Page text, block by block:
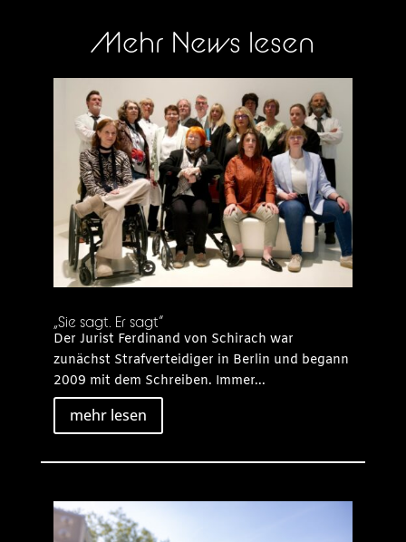
Mehr News lesen
„Sie sagt. Er sagt“
Der Jurist Ferdinand von Schirach war
zunächst Strafverteidiger in Berlin und begann
2009 mit dem Schreiben. Immer...
mehr lesen